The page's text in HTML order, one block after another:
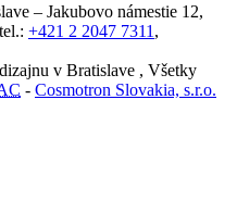
– Jakubovo námestie 12,
+421 2 2047 7311 ,
v Bratislave , Všetky
- Cosmotron Slovakia, s.r.o.